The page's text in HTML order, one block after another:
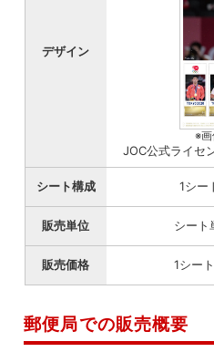
デザイン
※画
JOC公式ライセ
シート構成 1シ
販売単位 シート
販売価格 1シー
郵便局での販売概要